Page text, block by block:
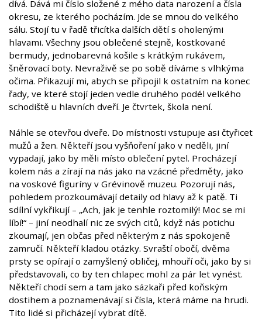
dívá. Dává mi číslo složené z mého data narození a čísla
okresu, ze kterého pocházím. Jde se mnou do velkého
sálu. Stojí tu v řadě třicítka dalších dětí s oholenými
hlavami. Všechny jsou oblečené stejně, kostkované
bermudy, jednobarevná košile s krátkým rukávem,
šněrovací boty. Nevraživě se po sobě díváme s vlhkýma
očima. Přikazují mi, abych se připojil k ostatním na konec
řady, ve které stojí jeden vedle druhého podél velkého
schodiště u hlavních dveří. Je čtvrtek, škola není.
Náhle se otevřou dveře. Do místnosti vstupuje asi čtyřicet
mužů a žen. Někteří jsou vyšňoření jako v neděli, jiní
vypadají, jako by měli místo oblečení pytel. Procházejí
kolem nás a zírají na nás jako na vzácné předměty, jako
na voskové figuríny v Grévinově muzeu. Pozorují nás,
pohledem prozkoumávají detaily od hlavy až k patě. Ti
sdílní vykřikují – „Ach, jak je tenhle roztomilý! Moc se mi
líbí!“ – jiní neodhalí nic ze svých citů, když nás potichu
zkoumají, jen občas před některým z nás spokojeně
zamručí. Někteří kladou otázky. Svraští obočí, dvěma
prsty se opírají o zamyšlený obličej, mhouří oči, jako by si
představovali, co by ten chlapec mohl za pár let vynést.
Někteří chodí sem a tam jako sázkaři před koňským
dostihem a poznamenávají si čísla, která máme na hrudi.
Tito lidé si přicházejí vybrat dítě.